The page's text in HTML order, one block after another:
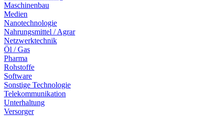
Maschinenbau
Medien
Nanotechnologie
Nahrungsmittel / Agrar
Netzwerktechnik
Öl / Gas
Pharma
Rohstoffe
Software
Sonstige Technologie
Telekommunikation
Unterhaltung
Versorger